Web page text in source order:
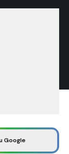
Google